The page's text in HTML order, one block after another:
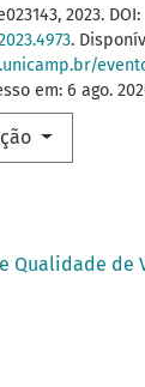
Qualidade de
2023. DOI:
.
em: 6 ago.